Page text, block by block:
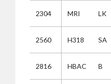
2304 MRI LK
2560 H318 SA
2816 HBAC B